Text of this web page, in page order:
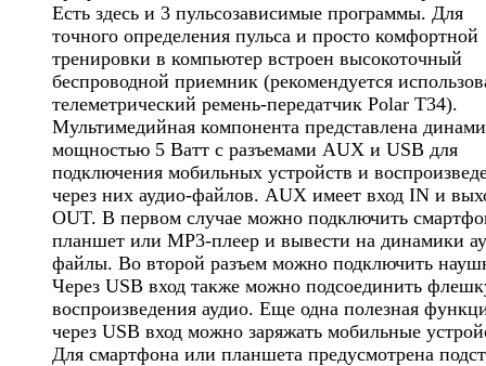
Есть здесь и 3 пульсозависимые программы. Для
точного определения пульса и просто комфортной
тренировки в компьютер встроен высокоточный
беспроводной приемник (рекомендуется
телеметрический ремень-передатчик Polar T34).
Мультимедийная компонента представлена
мощностью 5 Ватт с разъемами AUX и USB для
подключения мобильных устройств и
через них аудио-файлов. AUX имеет вход IN и
OUT. В первом случае можно подключить
планшет или MP3-плеер и вывести на динамики
файлы. Во второй разъем можно подключить
Через USB вход также можно подсоединить
воспроизведения аудио. Еще одна полезная
через USB вход можно заряжать мобильные
Для смартфона или планшета предусмотрена